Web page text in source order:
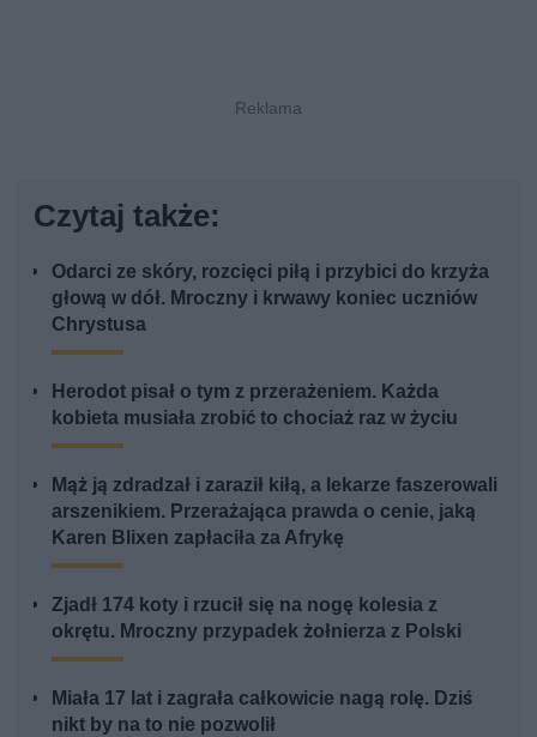
Czytaj także:
Odarci ze skóry, rozcięci piłą i przybici do krzyża
głową w dół. Mroczny i krwawy koniec uczniów
Chrystusa
Herodot pisał o tym z przerażeniem. Każda
kobieta musiała zrobić to chociaż raz w życiu
Mąż ją zdradzał i zaraził kiłą, a lekarze faszerowali
arszenikiem. Przerażająca prawda o cenie, jaką
Karen Blixen zapłaciła za Afrykę
Zjadł 174 koty i rzucił się na nogę kolesia z
okrętu. Mroczny przypadek żołnierza z Polski
Miała 17 lat i zagrała całkowicie nagą rolę. Dziś
nikt by na to nie pozwolił